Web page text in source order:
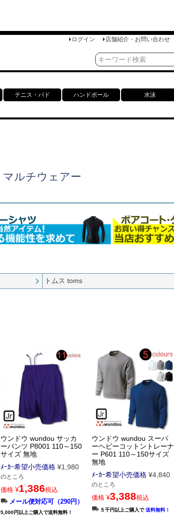
ログイン 店舗紹介・お問い合わせ
テニス・バド ハンドボール 水泳
マルチウェアー
トムス toms
ウンドウ wundou サッカ
ーパンツ P8001 110～150
サイズ 無地
ﾒｰｶｰ希望小売価格 ¥1,980
のところ
価格 ¥1,386税込
メール便対応可（290円）
5,000円以上ご購入で送料無料！
ウンドウ wundou スーパ
ーヘビーコットントレーナ
ー P601 110～150サイズ
無地
ﾒｰｶｰ希望小売価格 ¥4,840
のところ
価格 ¥3,388税込
５千円以上ご購入で送料無料！